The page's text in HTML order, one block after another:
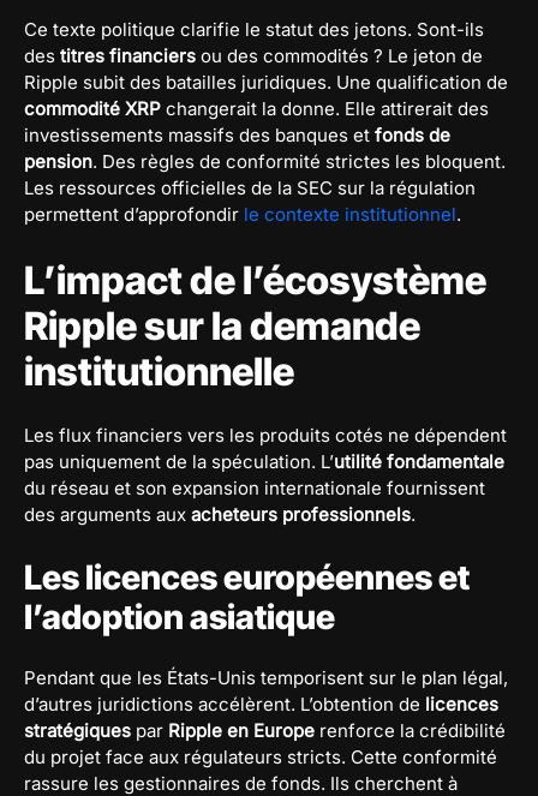
Ce texte politique clarifie le statut des jetons. Sont-ils
des titres financiers ou des commodités ? Le jeton de
Ripple subit des batailles juridiques. Une qualification de
commodité XRP changerait la donne. Elle attirerait des
investissements massifs des banques et fonds de
pension. Des règles de conformité strictes les bloquent.
Les ressources officielles de la SEC sur la régulation
permettent d’approfondir le contexte institutionnel.
L’impact de l’écosystème
Ripple sur la demande
institutionnelle
Les flux financiers vers les produits cotés ne dépendent
pas uniquement de la spéculation. L’utilité fondamentale
du réseau et son expansion internationale fournissent
des arguments aux acheteurs professionnels.
Les licences européennes et
l’adoption asiatique
Pendant que les États-Unis temporisent sur le plan légal,
d’autres juridictions accélèrent. L’obtention de licences
stratégiques par Ripple en Europe renforce la crédibilité
du projet face aux régulateurs stricts. Cette conformité
rassure les gestionnaires de fonds. Ils cherchent à